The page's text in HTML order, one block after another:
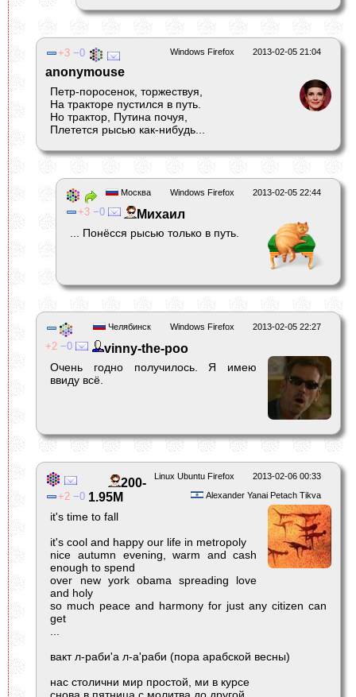
2013-02-05 21:04
Windows Firefox
3 0
anonymouse
Петр-поросенок, торжествуя,
На тракторе пустился в путь.
Но трактор, Путина почуя,
Плетется рысью как-нибудь...
2013-02-05 22:44
Windows Firefox
Москва
3 0 Михаил
... Понёсся рысью только в путь.
2013-02-05 22:27
Windows Firefox
Челябинск
2 0 vinny-the-poo
Очень годно получилось. Я имею
ввиду всё.
2013-02-06 00:33
Linux Ubuntu Firefox
Alexander Yanai Petach Tikva
2 0
200-
1.95M
it's time to fall
it's cool and happy our life in metropoly
nice autumn evening, warm and cash
enough to spend
over new york obama spreading love
and holy
so much peace and harmony for just any citizen can
get
вaкт л-paби'a л-a'paби (пора aрабскoй весны)
наc столични мир прocтoй, ми в кypce